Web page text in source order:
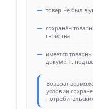
товар не был в
сохранён
свойства
имеется
документ,
Возврат
условии